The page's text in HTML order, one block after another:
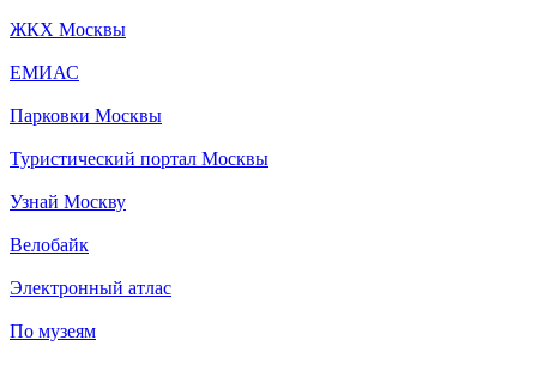
ЖКХ Москвы
ЕМИАС
Парковки Москвы
Туристический портал Москвы
Узнай Москву
Велобайк
Электронный атлас
По музеям